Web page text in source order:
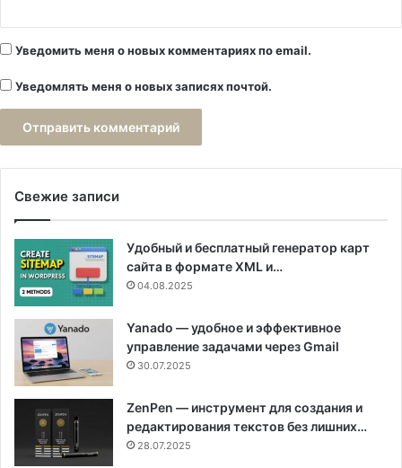
Уведомить меня о новых комментариях по email.
Уведомлять меня о новых записях почтой.
Свежие записи
Удобный и бесплатный генератор карт
сайта в формате XML и…
04.08.2025
Yanado — удобное и эффективное
управление задачами через Gmail
30.07.2025
ZenPen — инструмент для создания и
редактирования текстов без лишних…
28.07.2025